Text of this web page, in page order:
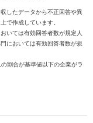
したデータから不正回答や異
で作成しています。
いては有効回答者数が規定人
においては有効回答者数が規
割合が基準値以下の企業がラ